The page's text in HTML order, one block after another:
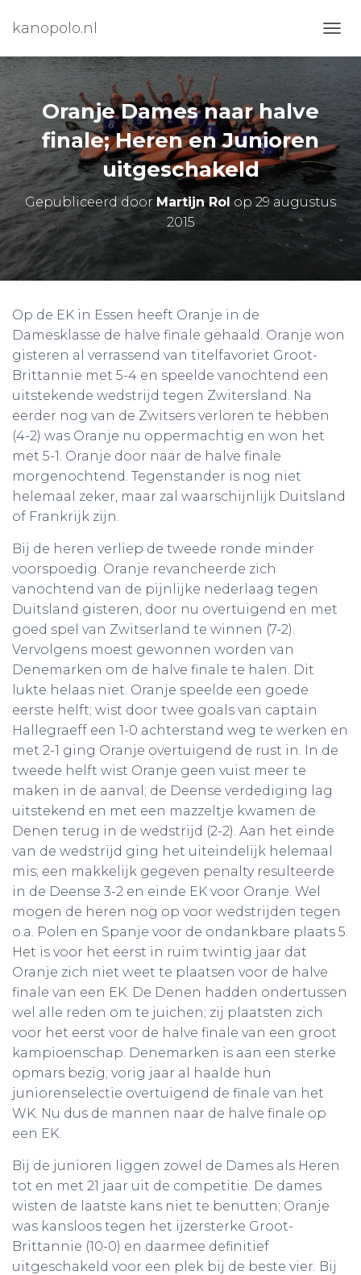
kanopolo.nl
A
A
T
I
E
W
S
Oranje Dames naar halve
finale; Heren en Junioren
uitgeschakeld
Gepubliceerd door Martijn Rol op29 augustus
2015
Op de EK in Essen heeft Oranje in de
Damesklasse de halve finale gehaald. Oranje won
gisteren al verrassend van titelfavoriet Groot-
Brittannie met 5-4 en speelde vanochtend een
uitstekende wedstrijd tegen Zwitersland. Na
eerder nog van de Zwitsers verloren te hebben
(4-2) was Oranje nu oppermachtig en won het
met 5-1. Oranje door naar de halve finale
morgenochtend. Tegenstander is nog niet
helemaal zeker, maar zal waarschijnlijk Duitsland
of Frankrijk zijn.
Bij de heren verliep de tweede ronde minder
voorspoedig. Oranje revancheerde zich
vanochtend van de pijnlijke nederlaag tegen
Duitsland gisteren, door nu overtuigend en met
goed spel van Zwitserland te winnen (7-2).
Vervolgens moest gewonnen worden van
Denemarken om de halve finale te halen. Dit
lukte helaas niet. Oranje speelde een goede
eerste helft; wist door twee goals van captain
Hallegraeff een 1-0 achterstand weg te werken en
met 2-1 ging Oranje overtuigend de rust in. In de
tweede helft wist Oranje geen vuist meer te
maken in de aanval; de Deense verdediging lag
uitstekend en met een mazzeltje kwamen de
Denen terug in de wedstrijd (2-2). Aan het einde
van de wedstrijd ging het uiteindelijk helemaal
mis; een makkelijk gegeven penalty resulteerde
in de Deense 3-2 en einde EK voor Oranje. Wel
mogen de heren nog op voor wedstrijden tegen
o.a. Polen en Spanje voor de ondankbare plaats 5.
Het is voor het eerst in ruim twintig jaar dat
Oranje zich niet weet te plaatsen voor de halve
finale van een EK. De Denen hadden ondertussen
wel alle reden om te juichen; zij plaatsten zich
voor het eerst voor de halve finale van een groot
kampioenschap. Denemarken is aan een sterke
opmars bezig; vorig jaar al haalde hun
juniorenselectie overtuigend de finale van het
WK. Nu dus de mannen naar de halve finale op
een EK.
Bij de junioren liggen zowel de Dames als Heren
tot en met 21 jaar uit de competitie. De dames
wisten de laatste kans niet te benutten; Oranje
was kansloos tegen het ijzersterke Groot-
Brittannie (10-0) en daarmee definitief
uitgeschakeld voor een plek bij de beste vier. Bij